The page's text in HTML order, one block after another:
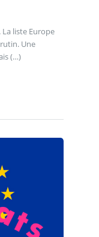
liste Europe
Une
(…)